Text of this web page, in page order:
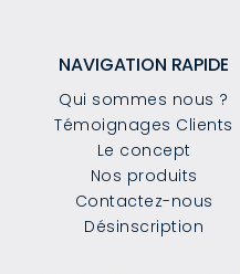
NAVIGATION RAPIDE
Qui sommes nous ?
Témoignages Clients
Le concept
Nos produits
Contactez-nous
Désinscription